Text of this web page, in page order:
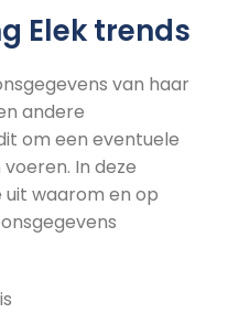
Elek trends
van haar
andere
om een eventuele
In deze
waarom en op